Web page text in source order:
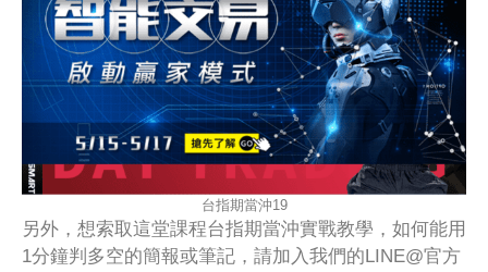
台指期當沖19
另外，想索取這堂課程台指期當沖實戰教學，如何能用
1分鐘判多空的簡報或筆記，請加入我們的LINE@官方